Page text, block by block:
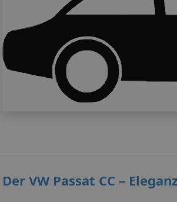
Der VW Passat CC –